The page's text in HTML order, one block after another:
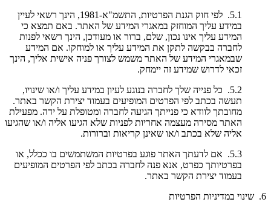
5.1. לפי חוק הגנת הפרטיות, התשמ"א-1981, הינך רשאי לעיין
במידע עליך המוחזק במאגרי המידע של האתר. באם תמצא כי
המידע עליך אינו נכון, שלם, ברור או מעודכן, הינך רשאי לפנות
לחברה בבקשה לתקן את המידע עליך או למוחקו. אם המידע
שבמאגרי המידע של האתר משמש לצורך פניה אישית אליך, הינך
זכאי לדרוש שמידע זה יימחק.
5.2. כל פנייה שלך לחברה בנוגע לעיון במידע עליך ו/או שינויו,
תעשה בכתב לפי הפרטים המופיעים בעמוד יצירת הקשר באתר.
מחובתך לוודא כי פנייתך הגיעה לחברה ומטופלת על ידה. מפעילת
האתר מסירה מעצמה אחריות לפניות שלא הגיעו אליה ו/או שהגיעו
אליה שלא בכתב ו/או שאינן קריאות וברורות.
5.3. אם לדעתך האתר פוגע בפרטיות המשתמשים בו ככלל, או
בפרטיותך כפרט, אנא פנה לחברה בכתב לפי הפרטים המופיעים
בעמוד יצירת הקשר באתר.
6. שינוי במדיניות הפרטיות